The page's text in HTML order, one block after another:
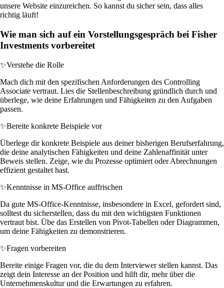
unsere Website einzureichen. So kannst du sicher sein, dass alles
richtig läuft!
Wie man sich auf ein Vorstellungsgespräch bei Fisher
Investments vorbereitet
✨Verstehe die Rolle
Mach dich mit den spezifischen Anforderungen des Controlling
Associate vertraut. Lies die Stellenbeschreibung gründlich durch und
überlege, wie deine Erfahrungen und Fähigkeiten zu den Aufgaben
passen.
✨Bereite konkrete Beispiele vor
Überlege dir konkrete Beispiele aus deiner bisherigen Berufserfahrung,
die deine analytischen Fähigkeiten und deine Zahlenaffinität unter
Beweis stellen. Zeige, wie du Prozesse optimiert oder Abrechnungen
effizient gestaltet hast.
✨Kenntnisse in MS-Office auffrischen
Da gute MS-Office-Kenntnisse, insbesondere in Excel, gefordert sind,
solltest du sicherstellen, dass du mit den wichtigsten Funktionen
vertraut bist. Übe das Erstellen von Pivot-Tabellen oder Diagrammen,
um deine Fähigkeiten zu demonstrieren.
✨Fragen vorbereiten
Bereite einige Fragen vor, die du dem Interviewer stellen kannst. Das
zeigt dein Interesse an der Position und hilft dir, mehr über die
Unternehmenskultur und die Erwartungen zu erfahren.